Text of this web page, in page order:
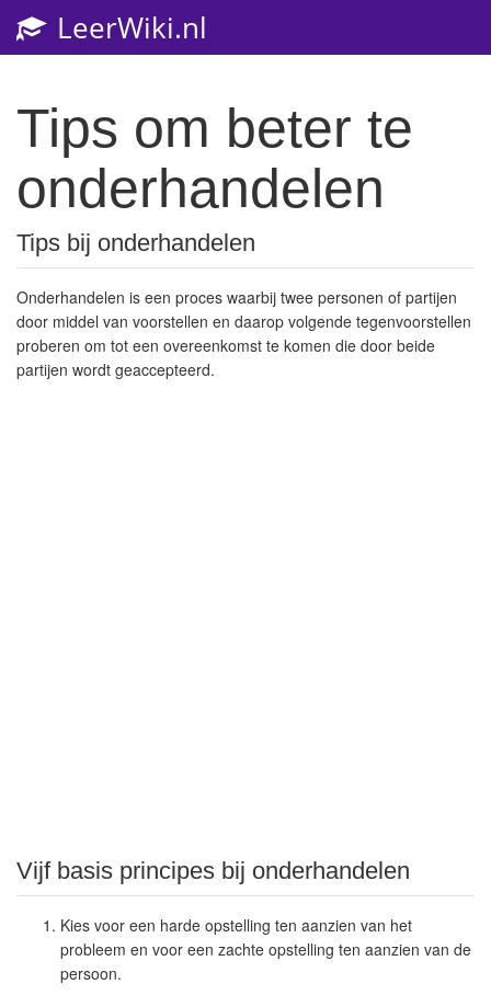
LeerWiki.nl
Tips om beter te
onderhandelen
Tips bij onderhandelen
Onderhandelen is een proces waarbij twee personen of partijen
door middel van voorstellen en daarop volgende tegenvoorstellen
proberen om tot een overeenkomst te komen die door beide
partijen wordt geaccepteerd.
Vijf basis principes bij onderhandelen
Kies voor een harde opstelling ten aanzien van het
probleem en voor een zachte opstelling ten aanzien van de
persoon.